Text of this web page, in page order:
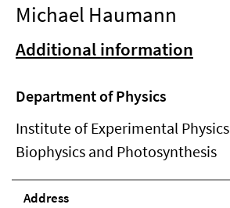
Michael Haumann
Additional information
Department of Physics
Institute of Experimental Physics
Biophysics and Photosynthesis
Address